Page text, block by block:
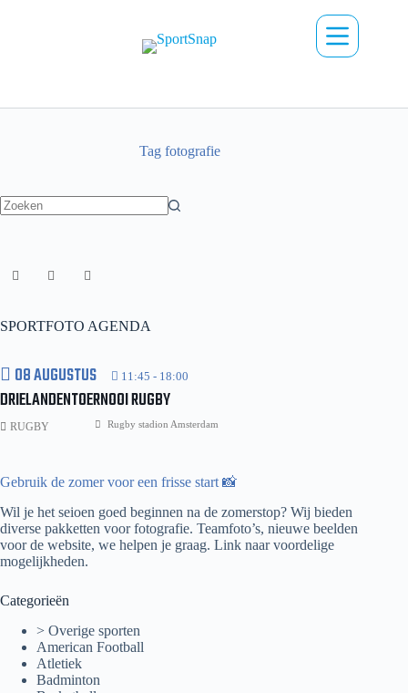
Tagfotografie
SPORTFOTO AGENDA
08 AUGUSTUS 11:45 - 18:00
DRIELANDENTOERNOOI RUGBY
Rugby stadion Amsterdam
RUGBY
Gebruik de zomer voor een frisse start 📸
Wil je het seioen goed beginnen na de zomerstop? Wij bieden
diverse pakketten voor fotografie. Teamfoto’s, nieuwe beelden
voor de website, we helpen je graag. Link naar voordelige
mogelijkheden.
Categorieën
> Overige sporten
American Football
Atletiek
Badminton